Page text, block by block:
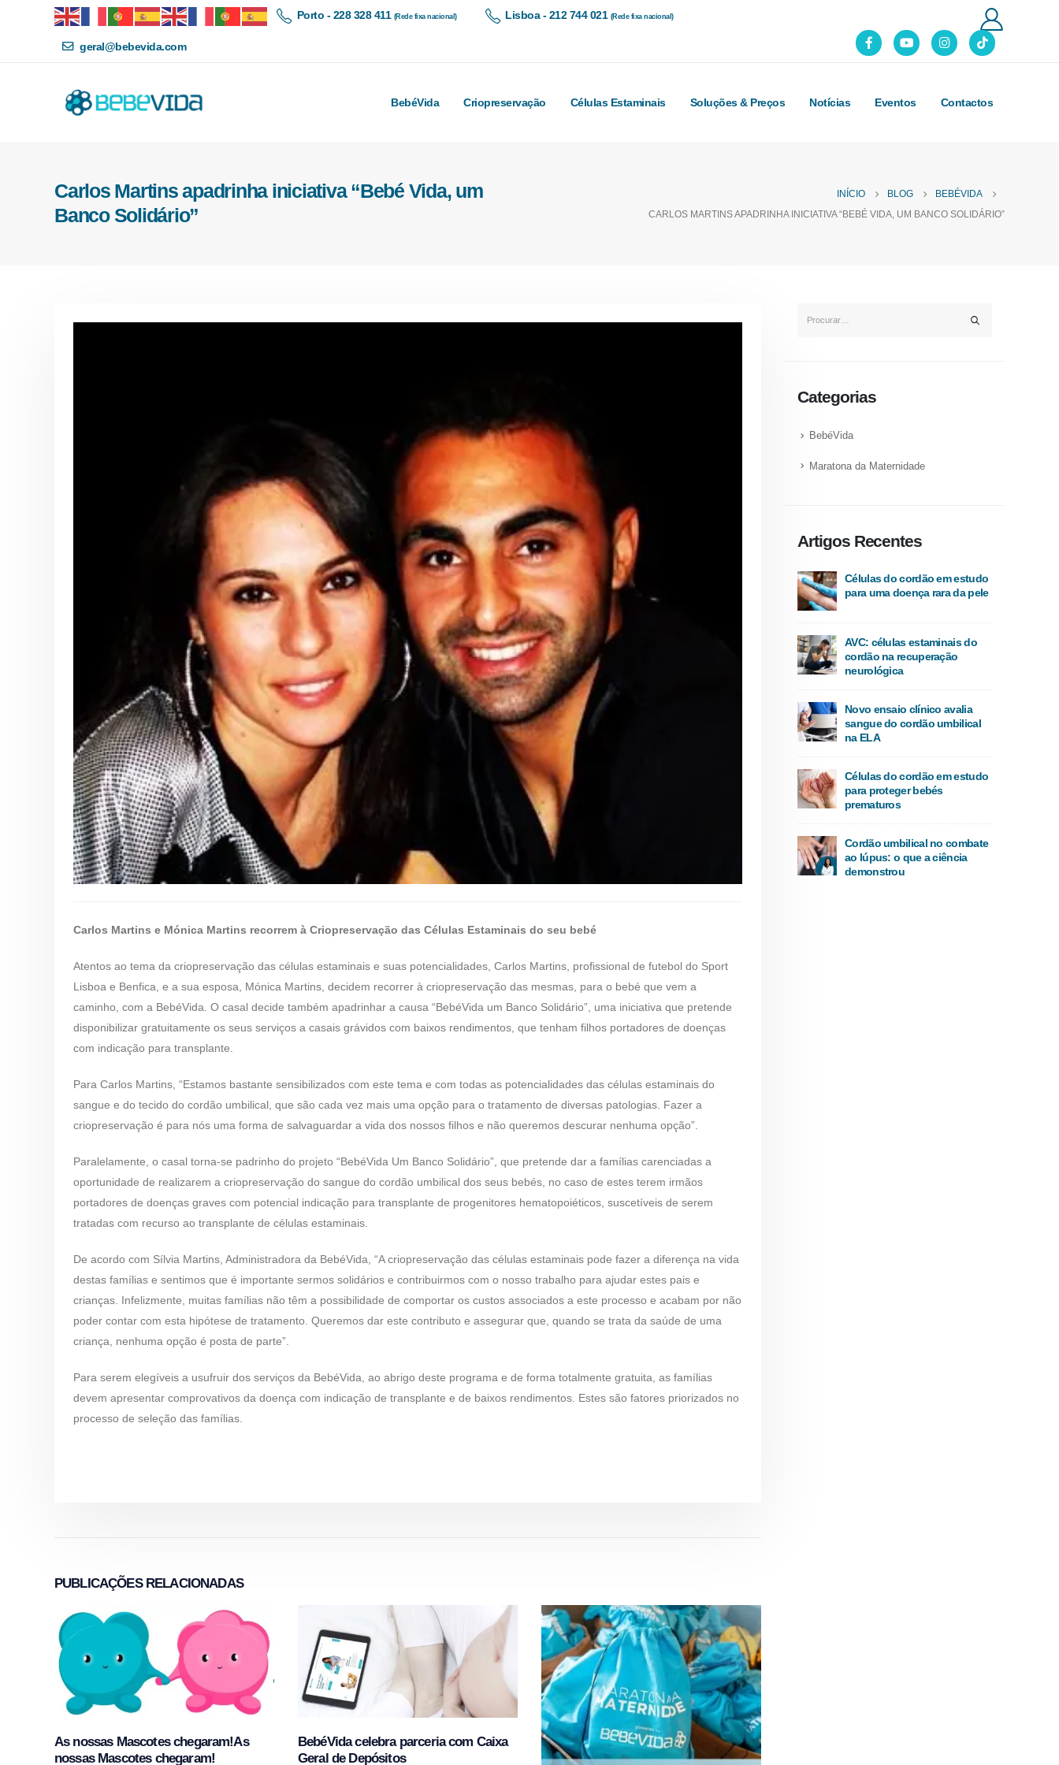
Porto - 228 328 411 (Rede fixa nacional) Lisboa - 212 744 021 (Rede fixa nacional)
geral@bebevida.com
BebéVida Criopreservação Células Estaminais Soluções & Preços Notícias Eventos Contactos
Carlos Martins apadrinha iniciativa “Bebé Vida, um
Banco Solidário”
INÍCIO BLOG
BEBÉVIDA
CARLOS MARTINS APADRINHA INICIATIVA “BEBÉ VIDA, UM BANCO SOLIDÁRIO”
Carlos Martins e Mónica Martins recorrem à Criopreservação das Células Estaminais do seu bebé
​Atentos ao tema da criopreservação das células estaminais e suas potencialidades, Carlos Martins, profissional de futebol do Sport
Lisboa e Benfica, e a sua esposa, Mónica Martins, decidem recorrer à criopreservação das mesmas, para o bebé que vem a
caminho, com a BebéVida. O casal decide também apadrinhar a causa “BebéVida um Banco Solidário”, uma iniciativa que pretende
disponibilizar gratuitamente os seus serviços a casais grávidos com baixos rendimentos, que tenham filhos portadores de doenças
com indicação para transplante.
Para Carlos Martins, “Estamos bastante sensibilizados com este tema e com todas as potencialidades das células estaminais do
sangue e do tecido do cordão umbilical, que são cada vez mais uma opção para o tratamento de diversas patologias. Fazer a
criopreservação é para nós uma forma de salvaguardar a vida dos nossos filhos e não queremos descurar nenhuma opção”.
Paralelamente, o casal torna-se padrinho do projeto “BebéVida Um Banco Solidário”, que pretende dar a famílias carenciadas a
oportunidade de realizarem a criopreservação do sangue do cordão umbilical dos seus bebés, no caso de estes terem irmãos
portadores de doenças graves com potencial indicação para transplante de progenitores hematopoiéticos, suscetíveis de serem
tratadas com recurso ao transplante de células estaminais.
De acordo com Sílvia Martins, Administradora da BebéVida, “A criopreservação das células estaminais pode fazer a diferença na vida
destas famílias e sentimos que é importante sermos solidários e contribuirmos com o nosso trabalho para ajudar estes pais e
crianças. Infelizmente, muitas famílias não têm a possibilidade de comportar os custos associados a este processo e acabam por não
poder contar com esta hipótese de tratamento. Queremos dar este contributo e assegurar que, quando se trata da saúde de uma
criança, nenhuma opção é posta de parte”.
​Para serem elegíveis a usufruir dos serviços da BebéVida, ao abrigo deste programa e de forma totalmente gratuita, as famílias
devem apresentar comprovativos da doença com indicação de transplante e de baixos rendimentos. Estes são fatores priorizados no
processo de seleção das famílias.
PUBLICAÇÕESRELACIONADAS
As nossas Mascotes chegaram!As
nossas Mascotes chegaram!
BebéVida celebra parceria com Caixa
Geral de Depósitos
Categorias
BebéVida
Maratona da Maternidade
Artigos Recentes
Células do cordão em estudo
para uma doença rara da pele
AVC: células estaminais do
cordão na recuperação
neurológica
Novo ensaio clínico avalia
sangue do cordão umbilical
na ELA
Células do cordão em estudo
para proteger bebés
prematuros
Cordão umbilical no combate
ao lúpus: o que a ciência
demonstrou